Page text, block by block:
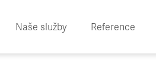
Naše služby Reference